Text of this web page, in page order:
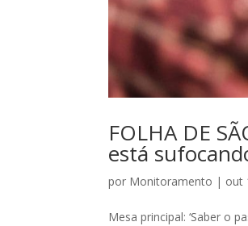
FOLHA DE
está
por Monitoramento | out
Mesa principal: ‘Saber o